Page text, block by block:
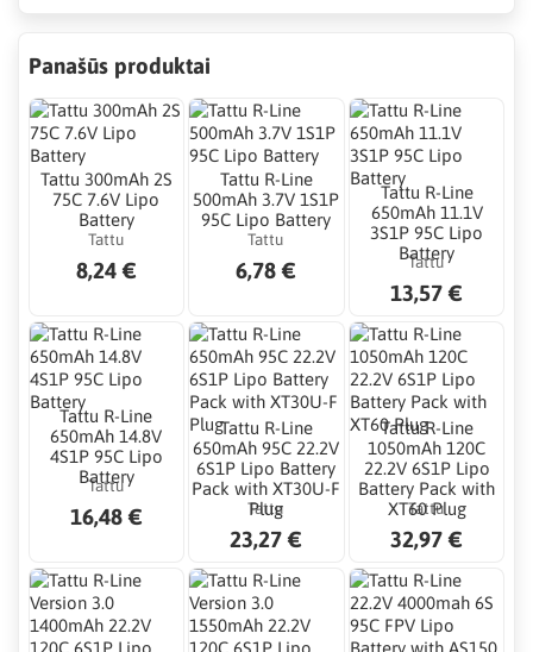
Panašūs produktai
Tattu 300mAh 2S
75C 7.6V Lipo
Battery
Tattu
8,24 €
Tattu R-Line
500mAh 3.7V 1S1P
95C Lipo Battery
Tattu
6,78 €
Tattu R-Line
650mAh 11.1V
3S1P 95C Lipo
Battery
Tattu
13,57 €
Tattu R-Line
650mAh 14.8V
4S1P 95C Lipo
Battery
Tattu
16,48 €
Tattu R-Line
650mAh 95C 22.2V
6S1P Lipo Battery
Pack with XT30U-F
Plug
Tattu
23,27 €
Tattu R-Line
1050mAh 120C
22.2V 6S1P Lipo
Battery Pack with
XT60 Plug
Tattu
32,97 €